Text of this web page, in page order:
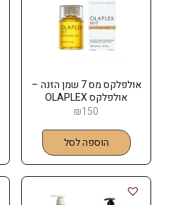
אולפלקס מס 7 שמן הזנה –
אולפלקס OLAPLEX
₪150
הוספה לסל